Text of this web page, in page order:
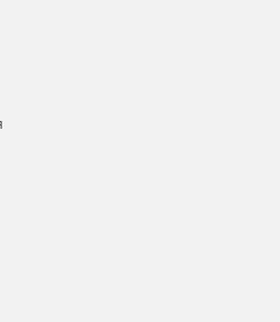
редактирование
предназначена для
дня. Возможность создания